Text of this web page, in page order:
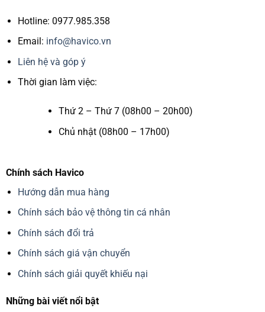
Hotline: 0977.985.358
Email: info@havico.vn
Liên hệ và góp ý
Thời gian làm việc:
Thứ 2 – Thứ 7 (08h00 – 20h00)
Chủ nhật (08h00 – 17h00)
Chính sách Havico
Hướng dẫn mua hàng
Chính sách bảo vệ thông tin cá nhân
Chính sách đổi trả
Chính sách giá vận chuyển
Chính sách giải quyết khiếu nại
Những bài viết nổi bật